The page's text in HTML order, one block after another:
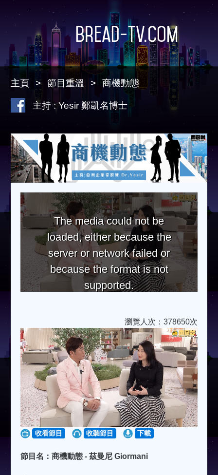
Bread-TV.com
主頁 節目重溫 商機動態
主持 : Yesir 鄭凱名博士
The media could not be
loaded, either because the
server or network failed or
because the format is not
supported.
瀏覽人次：378650次
收看節目 收聽節目 下載
節目名：商機動態 - 茲曼尼 Giormani